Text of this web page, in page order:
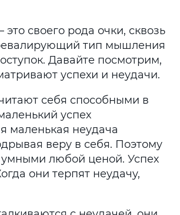
своего рода очки, сквозь
тип мышления
Давайте посмотрим,
успехи и неудачи.
себя способными в
успех
маленькая неудача
веру в себя. Поэтому
любой ценой. Успех
они терпят неудачу,